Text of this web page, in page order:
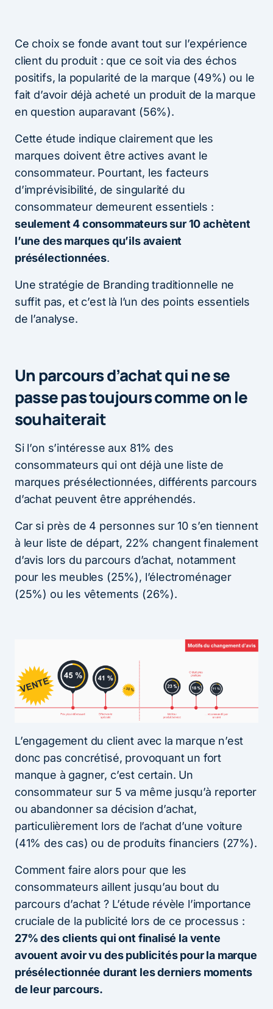
Ce choix se fonde avant tout sur l’expérience
client du produit : que ce soit via des échos
positifs, la popularité de la marque (49%) ou le
fait d’avoir déjà acheté un produit de la marque
en question auparavant (56%).
Cette étude indique clairement que les
marques doivent être actives avant le
consommateur. Pourtant, les facteurs
d’imprévisibilité, de singularité du
consommateur demeurent essentiels :
seulement 4 consommateurs sur 10 achètent
l’une des marques qu’ils avaient
présélectionnées.
Une stratégie de Branding traditionnelle ne
suffit pas, et c’est là l’un des points essentiels
de l’analyse.
Un parcours d’achat qui ne se
passe pas toujours comme on le
souhaiterait
Si l’on s’intéresse aux 81% des
consommateurs qui ont déjà une liste de
marques présélectionnées, différents parcours
d’achat peuvent être appréhendés.
Car si près de 4 personnes sur 10 s’en tiennent
à leur liste de départ, 22% changent finalement
d’avis lors du parcours d’achat, notamment
pour les meubles (25%), l’électroménager
(25%) ou les vêtements (26%).
L’engagement du client avec la marque n’est
donc pas concrétisé, provoquant un fort
manque à gagner, c’est certain. Un
consommateur sur 5 va même jusqu’à reporter
ou abandonner sa décision d’achat,
particulièrement lors de l’achat d’une voiture
(41% des cas) ou de produits financiers (27%).
Comment faire alors pour que les
consommateurs aillent jusqu’au bout du
parcours d’achat ? L’étude révèle l’importance
cruciale de la publicité lors de ce processus :
27% des clients qui ont finalisé la vente
avouent avoir vu des publicités pour la marque
présélectionnée durant les derniers moments
de leur parcours.